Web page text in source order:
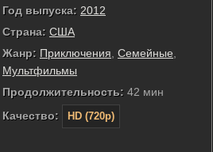
Год выпуска: 2012
Страна: США
Жанр: Приключения Семейные
Мультфильмы
Продолжительность: 42 мин
Качество:
HD (720p)